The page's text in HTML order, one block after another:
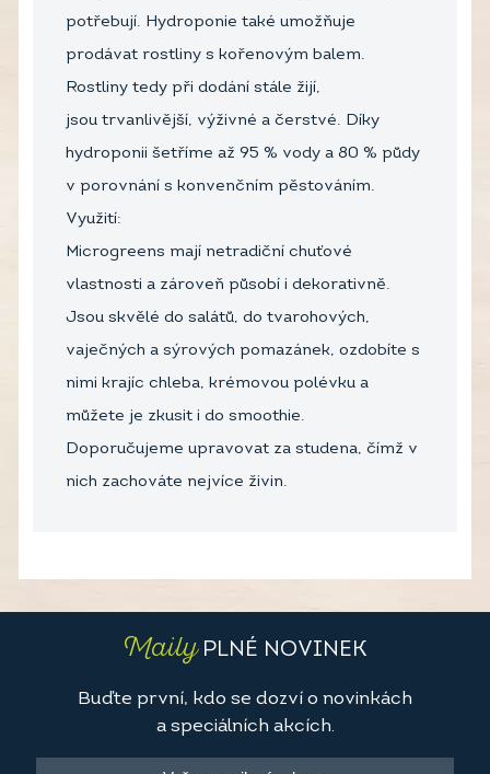
potřebují. Hydroponie také umožňuje
prodávat rostliny s kořenovým balem.
Rostliny tedy při dodání stále žijí,
jsou trvanlivější, výživné a čerstvé. Díky
hydroponii šetříme až 95 % vody a 80 % půdy
v porovnání s konvenčním pěstováním.
Využití:
Microgreens mají netradiční chuťové
vlastnosti a zároveň působí i dekorativně.
Jsou skvělé do salátů, do tvarohových,
vaječných a sýrových pomazánek, ozdobíte s
nimi krajíc chleba, krémovou polévku a
můžete je zkusit i do smoothie.
Doporučujeme upravovat za studena, čímž v
nich zachováte nejvíce živin.
MailyPLNÉ NOVINEK
Buďte první, kdo se dozví o novinkách
a speciálních akcích.